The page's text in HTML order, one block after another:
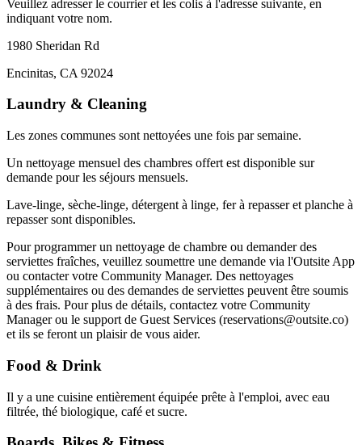
Veuillez adresser le courrier et les colis à l'adresse suivante, en
indiquant votre nom.
1980 Sheridan Rd
Encinitas, CA 92024
Laundry & Cleaning
Les zones communes sont nettoyées une fois par semaine.
Un nettoyage mensuel des chambres offert est disponible sur
demande pour les séjours mensuels.
Lave-linge, sèche-linge, détergent à linge, fer à repasser et planche à
repasser sont disponibles.
Pour programmer un nettoyage de chambre ou demander des
serviettes fraîches, veuillez soumettre une demande via l'Outsite App
ou contacter votre Community Manager. Des nettoyages
supplémentaires ou des demandes de serviettes peuvent être soumis
à des frais. Pour plus de détails, contactez votre Community
Manager ou le support de Guest Services (reservations@outsite.co)
et ils se feront un plaisir de vous aider.
Food & Drink
Il y a une cuisine entièrement équipée prête à l'emploi, avec eau
filtrée, thé biologique, café et sucre.